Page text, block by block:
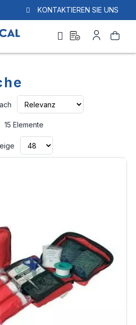
KONTAKTIEREN SIE UNS
Suche
quote
Konto
15 Elemente